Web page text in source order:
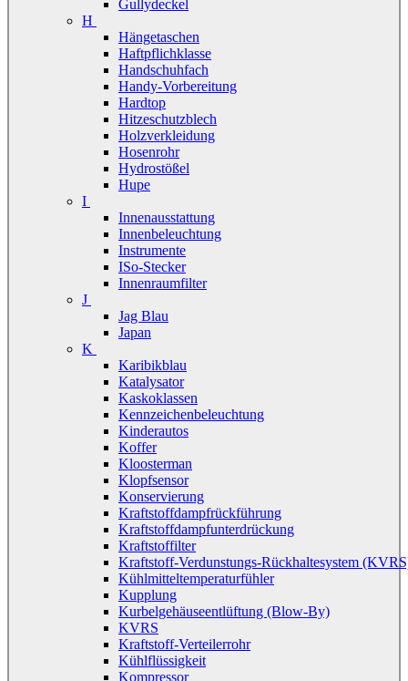
Gullydeckel
H
Hängetaschen
Haftpflichklasse
Handschuhfach
Handy-Vorbereitung
Hardtop
Hitzeschutzblech
Holzverkleidung
Hosenrohr
Hydrostößel
Hupe
I
Innenausstattung
Innenbeleuchtung
Instrumente
ISo-Stecker
Innenraumfilter
J
Jag Blau
Japan
K
Karibikblau
Katalysator
Kaskoklassen
Kennzeichenbeleuchtung
Kinderautos
Koffer
Kloosterman
Klopfsensor
Konservierung
Kraftstoffdampfrückführung
Kraftstoffdampfunterdrückung
Kraftstoffilter
Kraftstoff-Verdunstungs-Rückhaltesystem
Kühlmitteltemperaturfühler
Kupplung
Kurbelgehäuseentlüftung (Blow-By)
KVRS
Kraftstoff-Verteilerrohr
Kühlflüssigkeit
Kompressor